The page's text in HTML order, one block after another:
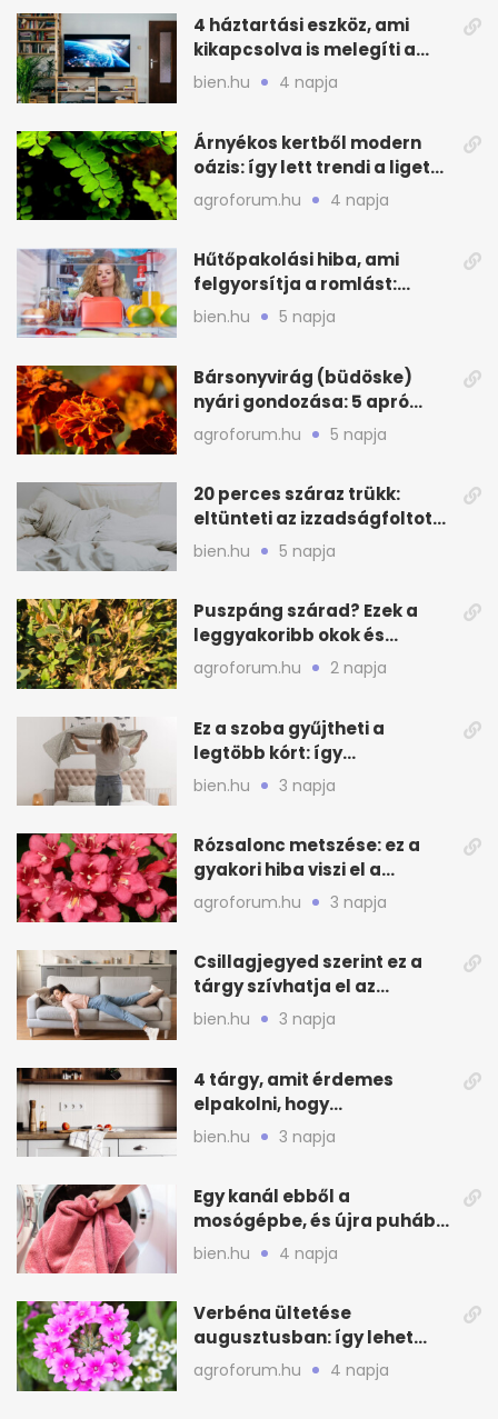
4 háztartási eszköz, ami
kikapcsolva is melegíti a
lakást
bien.hu 4 napja
Árnyékos kertből modern
oázis: így lett trendi a ligetes
zöld
agroforum.hu 4 napja
Hűtőpakolási hiba, ami
felgyorsítja a romlást:
zónákra figyelj
bien.hu 5 napja
Bársonyvirág (büdöske)
nyári gondozása: 5 apró
lépés a dús virágzásért
agroforum.hu 5 napja
20 perces száraz trükk:
eltünteti az izzadságfoltot
és a szagot a matracról
bien.hu 5 napja
Puszpáng szárad? Ezek a
leggyakoribb okok és
teendők
agroforum.hu 2 napja
Ez a szoba gyűjtheti a
legtöbb kórt: így
mélytisztítsd otthon
bien.hu 3 napja
Rózsalonc metszése: ez a
gyakori hiba viszi el a
virágzást
agroforum.hu 3 napja
Csillagjegyed szerint ez a
tárgy szívhatja el az
otthonod energiáját
bien.hu 3 napja
4 tárgy, amit érdemes
elpakolni, hogy
hűvösebbnek tűnjön a lakás
bien.hu 3 napja
Egy kanál ebből a
mosógépbe, és újra puhább
lesz a törölköző
bien.hu 4 napja
Verbéna ültetése
augusztusban: így lehet
még idén virágos a kert
agroforum.hu 4 napja